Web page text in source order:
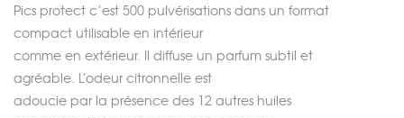
Pics protect c’est 500 pulvérisations dans un format
compact utilisable en intérieur
comme en extérieur. Il diffuse un parfum subtil et
agréable. L’odeur citronnelle est
adoucie par la présence des 12 autres huiles